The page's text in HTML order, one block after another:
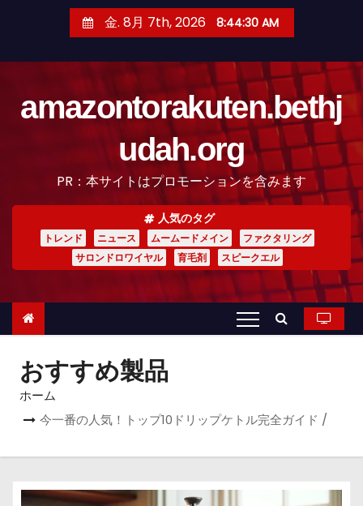
金. 8月 7th, 2026 8:44:31 AM
amazontorakuten.bethj
udah.org
PR：本サイトはプロモーションを含みます
人気のタグ
トレンド ニュース ムームードメイン
ファクタリング
サロンドロワイヤル
育毛剤 スピークエル
おすすめ製品
ホーム
今一番の人気！トップ10ドリップケトル完全ガイド /